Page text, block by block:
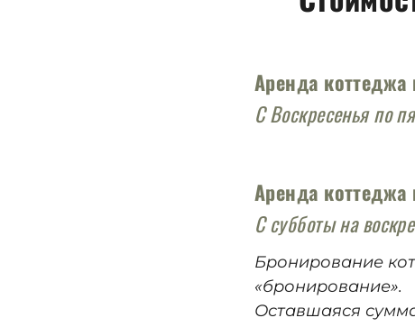
Аренда коттеджа
С Воскресенья по
Аренда
С субботы на
Бронирование
«бронирование».
Оставшаяся